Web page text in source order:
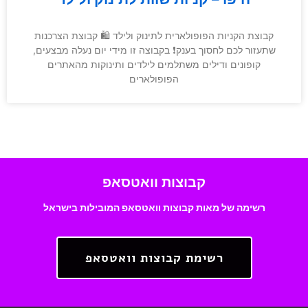
קבוצת הקניות הפופולארית לתינוק ולילד 🛍 קבוצת הצרכנות
שתעזור לכם לחסוך בענק❗️ בקבוצה זו מידי יום נעלה מבצעים,
קופונים ודילים משתלמים לילדים ותינוקות מהאתרים
הפופולארים
קבוצות וואטסאפ
רשימה של מאות קבוצות וואטסאפ המובילות בישראל
רשימת קבוצות וואטסאפ